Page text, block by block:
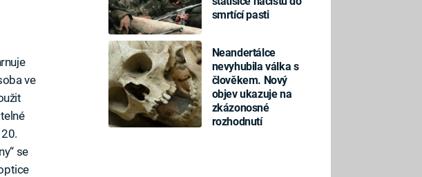
smrtící pasti
Neandertálce
nevyhubila válka s
člověkem. Nový
objev ukazuje na
zkázonosné
rozhodnutí
ve
se